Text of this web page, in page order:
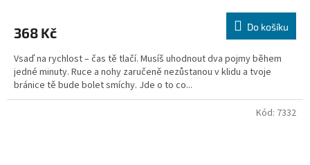
368 Kč Do košíku
Vsaď na rychlost – čas tě tlačí. Musíš uhodnout dva pojmy během
jedné minuty. Ruce a nohy zaručeně nezůstanou v klidu a tvoje
bránice tě bude bolet smíchy. Jde o to co...
Kód: 7332